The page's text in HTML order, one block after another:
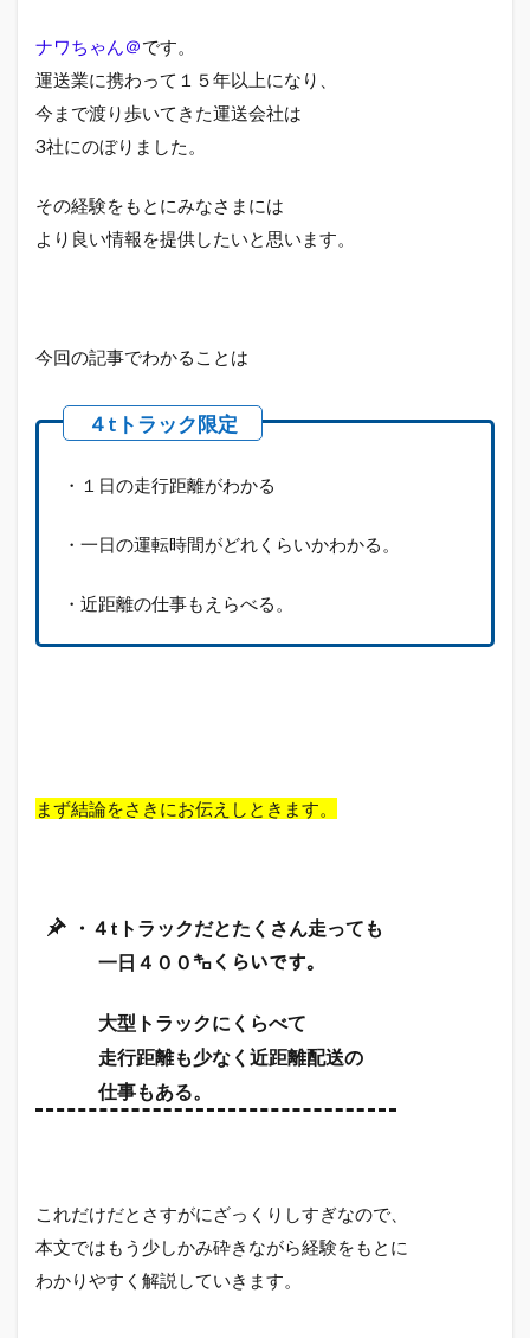
ナワちゃん＠です。
運送業に携わって１５年以上になり、
今まで渡り歩いてきた運送会社は
3社にのぼりました。
その経験をもとにみなさまには
より良い情報を提供したいと思います。
今回の記事でわかることは
・１日の走行距離がわかる
・一日の運転時間がどれくらいかわかる。
・近距離の仕事もえらべる。
まず結論をさきにお伝えしときます。
・４tトラックだとたくさん走っても
一日４００㌔くらいです。
大型トラックにくらべて
走行距離も少なく近距離配送の
仕事もある。
これだけだとさすがにざっくりしすぎなので、
本文ではもう少しかみ砕きながら経験をもとに
わかりやすく解説していきます。